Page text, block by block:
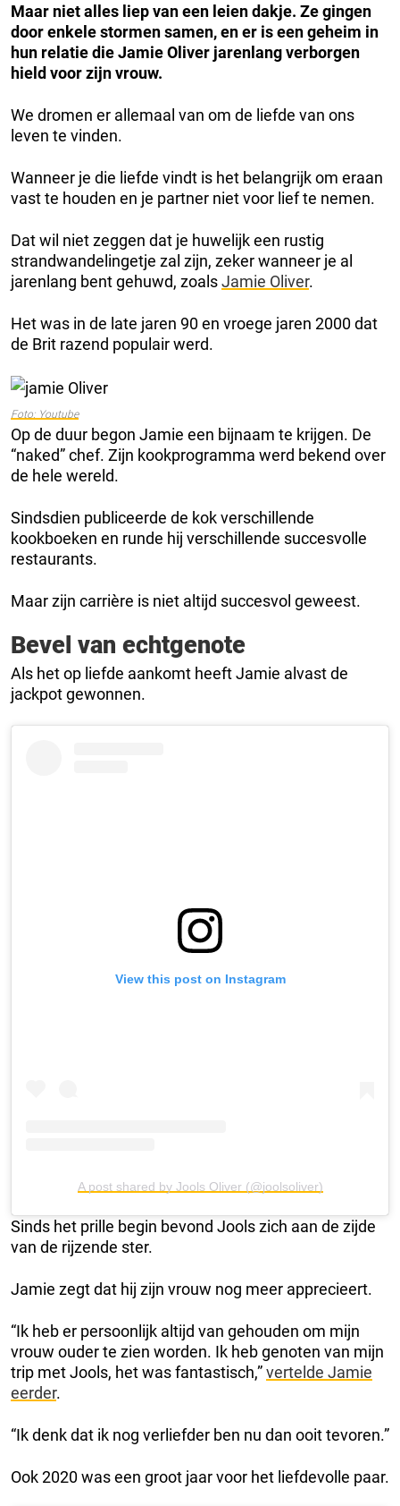
Maar niet alles liep van een leien dakje. Ze gingen
door enkele stormen samen, en er is een geheim in
hun relatie die Jamie Oliver jarenlang verborgen
hield voor zijn vrouw.
We dromen er allemaal van om de liefde van ons
leven te vinden.
Wanneer je die liefde vindt is het belangrijk om eraan
vast te houden en je partner niet voor lief te nemen.
Dat wil niet zeggen dat je huwelijk een rustig
strandwandelingetje zal zijn, zeker wanneer je al
jarenlang bent gehuwd, zoalsJamie Oliver.
Het was in de late jaren 90 en vroege jaren 2000 dat
de Brit razend populair werd.
Foto: Youtube
Op de duur begon Jamie een bijnaam te krijgen. De
“naked” chef. Zijn kookprogramma werd bekend over
de hele wereld.
Sindsdien publiceerde de kok verschillende
kookboeken en runde hij verschillende succesvolle
restaurants.
Maar zijn carrière is niet altijd succesvol geweest.
Bevel van echtgenote
Als het op liefde aankomt heeft Jamie alvast de
jackpot gewonnen.
View this post on Instagram
A post shared by Jools Oliver (@joolsoliver)
Sinds het prille begin bevond Jools zich aan de zijde
van de rijzende ster.
Jamie zegt dat hij zijn vrouw nog meer apprecieert.
“Ik heb er persoonlijk altijd van gehouden om mijn
vrouw ouder te zien worden. Ik heb genoten van mijn
trip met Jools, het was fantastisch,”vertelde Jamie
eerder.
“Ik denk dat ik nog verliefder ben nu dan ooit tevoren.”
Ook 2020 was een groot jaar voor het liefdevolle paar.